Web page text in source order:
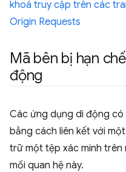
khoá truy cập trên các
Origin Requests
Mã bên bị hạn
động
Các ứng dụng di động
bằng cách liên kết với
trữ một tệp xác minh trên
mối quan hệ này.